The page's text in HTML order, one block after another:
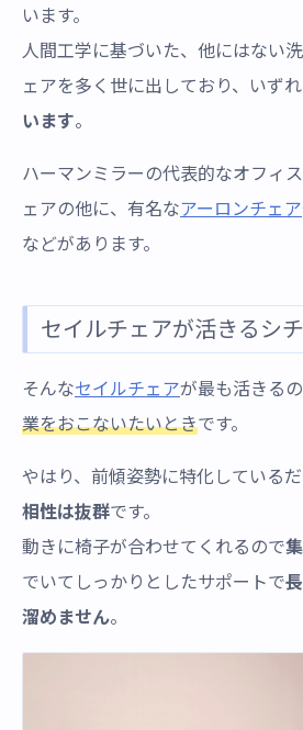
います。
人間工学に基づいた、他にはない
ェアを多く世に出しており、いず
います。
ハーマンミラーの代表的なオフィ
ェアの他に、有名なアーロンチェア
などがあります。
セイルチェアが活きるシ
そんなセイルチェアが最も活きる
業をおこないたいときです。
やはり、前傾姿勢に特化している
相性は抜群です。
動きに椅子が合わせてくれるので
でいてしっかりとしたサポートで
溜めません。